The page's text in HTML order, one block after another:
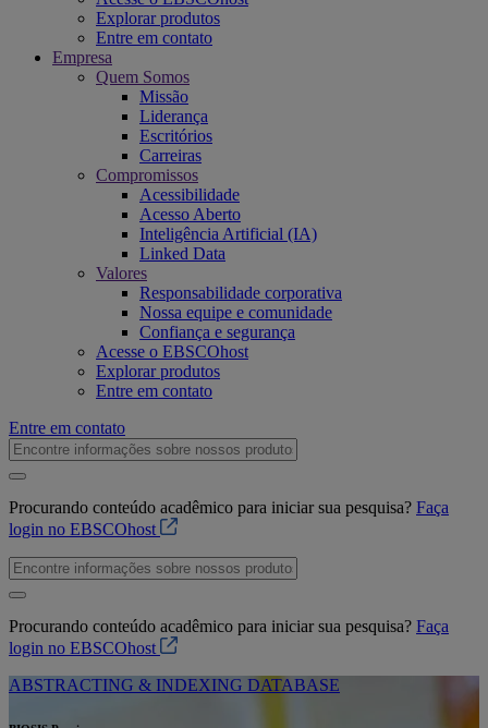
Explorar produtos
Entre em contato
Empresa
Quem Somos
Missão
Liderança
Escritórios
Carreiras
Compromissos
Acessibilidade
Acesso Aberto
Inteligência Artificial (IA)
Linked Data
Valores
Responsabilidade corporativa
Nossa equipe e comunidade
Confiança e segurança
Acesse o EBSCOhost
Explorar produtos
Entre em contato
Entre em contato
Procurando conteúdo acadêmico para iniciar sua pesquisa? Faça
login no EBSCOhost
Procurando conteúdo acadêmico para iniciar sua pesquisa? Faça
login no EBSCOhost
ABSTRACTING & INDEXING DATABASE